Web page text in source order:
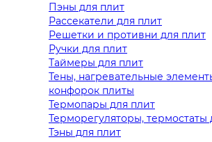
Пэны для плит
Рассекатели для плит
Решетки и противни для плит
Ручки для плит
Таймеры для плит
Тены, нагревательные
конфорок плиты
Термопары для плит
Терморегуляторы, термостаты
Тэны для плит